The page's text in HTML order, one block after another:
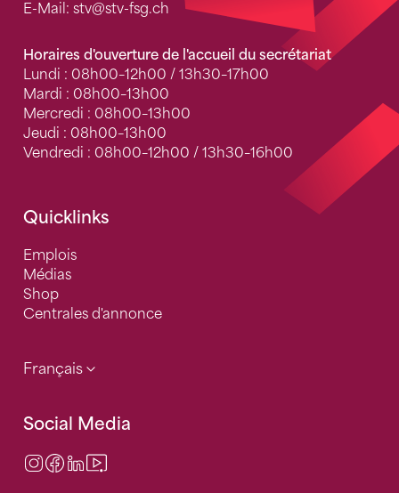
E-Mail: stv@stv-fsg.ch
Horaires d'ouverture de l'accueil du secrétariat
Lundi : 08h00–12h00 / 13h30–17h00
Mardi : 08h00–13h00
Mercredi : 08h00–13h00
Jeudi : 08h00–13h00
Vendredi : 08h00–12h00 / 13h30–16h00
Quicklinks
Emplois
Médias
Shop
Centrales d'annonce
Français
Social Media
Instagram
Facebook
LinkedIn